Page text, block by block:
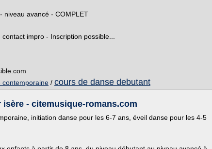
avancé - COMPLET
impro - Inscription possible...
contemporaine / cours de danse debutant
isère - citemusique-romans.com
initiation danse pour les 6-7 ans, éveil danse pour les 4-5